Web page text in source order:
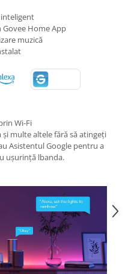
inteligent
Home App
muzică
Wi-Fi
multe altele fără să atingeți
Asistentul Google pentru a
ușurință lbanda.